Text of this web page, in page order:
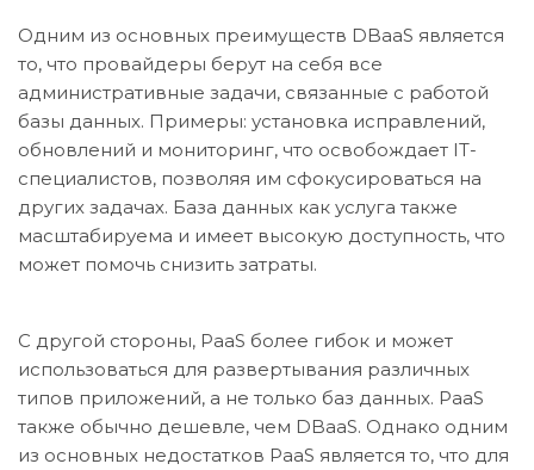
Одним из основных преимуществ DBaaS является
то, что провайдеры берут на себя все
административные задачи, связанные с работой
базы данных. Примеры: установка исправлений,
обновлений и мониторинг, что освобождает IT-
специалистов, позволяя им сфокусироваться на
других задачах. База данных как услуга также
масштабируема и имеет высокую доступность, что
может помочь снизить затраты.
С другой стороны, PaaS более гибок и может
использоваться для развертывания различных
типов приложений, а не только баз данных. PaaS
также обычно дешевле, чем DBaaS. Однако одним
из основных недостатков PaaS является то, что для